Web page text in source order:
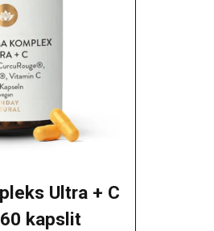
Ultra + C
kapslit